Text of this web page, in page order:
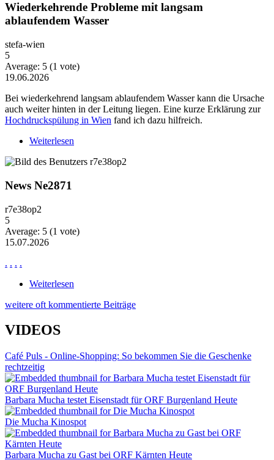
Wiederkehrende Probleme mit langsam
ablaufendem Wasser
stefa-wien
5
Average: 5 (1 vote)
19.06.2026
Bei wiederkehrend langsam ablaufendem Wasser kann die Ursache
auch weiter hinten in der Leitung liegen. Eine kurze Erklärung zur
Hochdruckspülung in Wien fand ich dazu hilfreich.
Weiterlesen
News Ne2871
r7e38op2
5
Average: 5 (1 vote)
15.07.2026
. . . .
Weiterlesen
weitere oft kommentierte Beiträge
VIDEOS
Café Puls - Online-Shopping: So bekommen Sie die Geschenke
rechtzeitig
Barbara Mucha testet Eisenstadt für ORF Burgenland Heute
Die Mucha Kinospot
Barbara Mucha zu Gast bei ORF Kärnten Heute